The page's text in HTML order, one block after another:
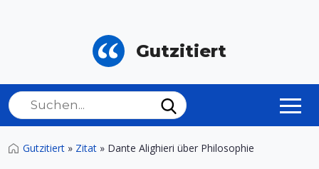
Gutzitiert
Gutzitiert » Zitat » Dante Alighieri über Philosophie